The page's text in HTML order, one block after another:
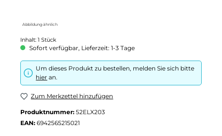
Abbildung ähnlich
Inhalt: 1 Stück
Sofort verfügbar, Lieferzeit: 1-3 Tage
Um dieses Produkt zu bestellen, melden Sie sich bitte
hier an.
Zum Merkzettel hinzufügen
Produktnummer: 52ELX203
EAN: 6942565215021